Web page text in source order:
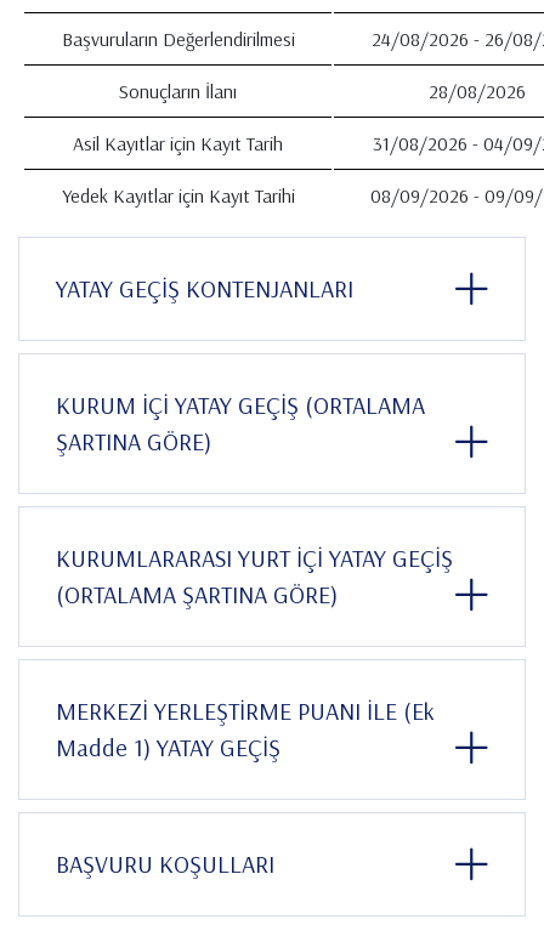
Başvuruların Değerlendirilmesi 24/08/2026 - 26/08/
Sonuçların İlanı 28/08/2026
Asil Kayıtlar için Kayıt Tarih 31/08/2026 - 04/09/
Yedek Kayıtlar için Kayıt Tarihi 08/09/2026 - 09/
YATAY GEÇİŞ KONTENJANLARI
KURUM İÇİ YATAY GEÇİŞ (ORTALAMA
ŞARTINA GÖRE)
KURUMLARARASI YURT İÇİ YATAY GEÇİŞ
(ORTALAMA ŞARTINA GÖRE)
MERKEZİ YERLEŞTİRME PUANI İLE (Ek
Madde 1) YATAY GEÇİŞ
BAŞVURU KOŞULLARI